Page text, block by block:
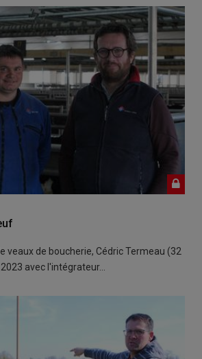
veaux de boucherie, Cédric Termeau (32
avec l'intégrateur…